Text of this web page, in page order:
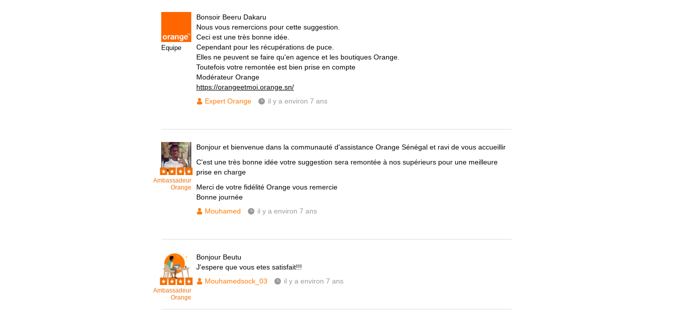
Equipe
Bonsoir Beeru Dakaru
Nous vous remercions pour cette suggestion.
Ceci est une très bonne idée.
Cependant pour les récupérations de puce.
Elles ne peuvent se faire qu'en agence et les boutiques Orange.
Toutefois votre remontée est bien prise en compte
Modérateur Orange
https://orangeetmoi.orange.sn/
Expert Orange
il y a environ 7 ans
Ambassadeur
Orange
Bonjour et bienvenue dans la communauté d'assistance Orange Sénégal et ravi de vous accueillir
C'est une très bonne idée votre suggestion sera remontée à nos supérieurs pour une meilleure
prise en charge
Merci de votre fidélité Orange vous remercie
Bonne journée
Mouhamed
il y a environ 7 ans
Ambassadeur
Orange
Bonjour Beutu
J'espere que vous etes satisfait!!!
Mouhamedsock_03
il y a environ 7 ans